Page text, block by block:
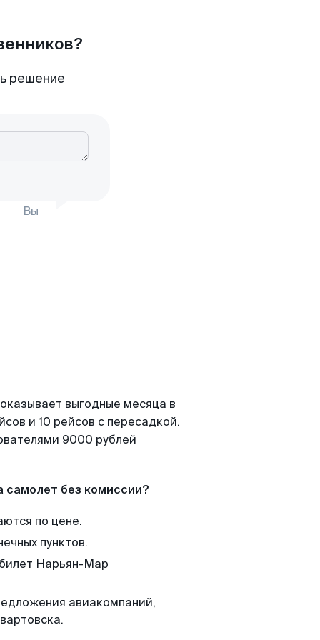
решение
Вы
выгодные месяца в
и 10 рейсов с пересадкой.
9000 рублей
самолет без комиссии?
по цене.
пунктов.
Нарьян-Мар
авиакомпаний,